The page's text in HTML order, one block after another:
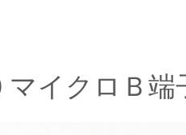
マイクロＢ端